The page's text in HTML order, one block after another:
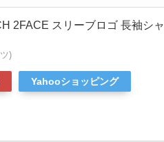
2FACE スリーブロゴ 長袖シ
)
Yahooショッピング